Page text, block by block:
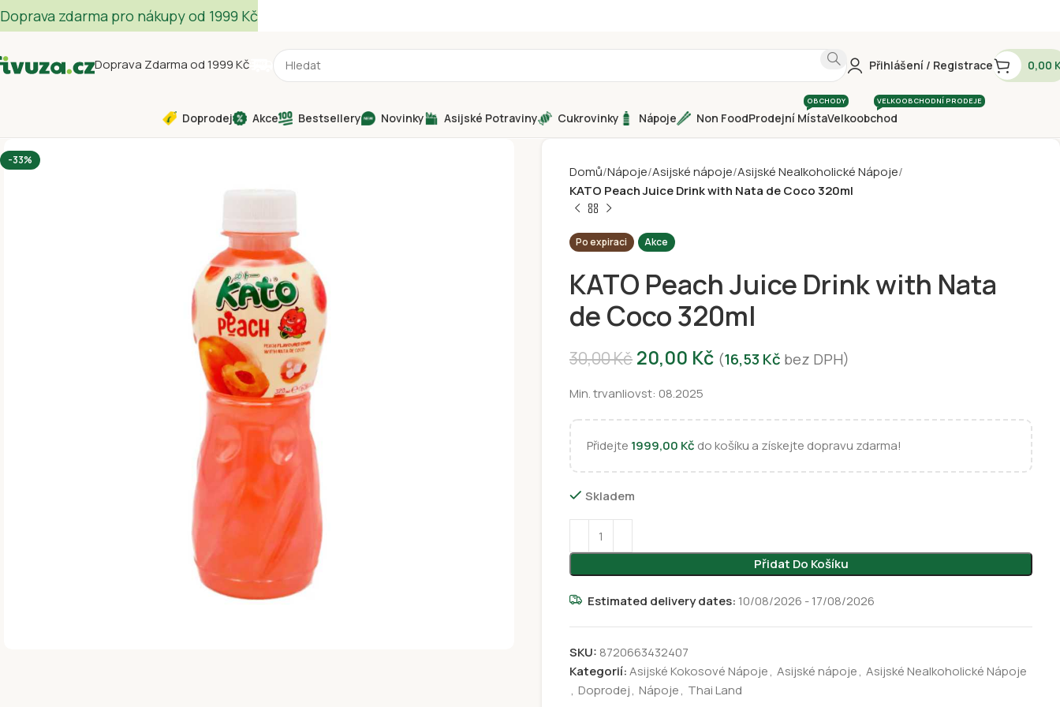
Doprava Zdarma od 1999 Kč Přihlášení / Registrace 0,00
Doprodej Akce Bestsellery Novinky Asijské Potraviny Cukrovinky Nápoje Non FoodProdejní Místa
OBCHODY
Velkoobchod
VELKOOBCHODNÍ PRODEJE
-33%
Domů Nápoje Asijské nápoje Asijské Nealkoholické Nápoje
KATO Peach Juice Drink with Nata de Coco 320ml
Po expiraci Akce
KATO Peach Juice Drink with Nata
de Coco 320ml
30,00Kč 20,00 Kč (16,53 Kč bez DPH)
Min. trvanliovst: 08.2025
Přidejte 1999,00 Kč do košíku a získejte dopravu zdarma!
Skladem
Přidat Do Košíku
Estimated delivery dates: 10/08/2026 - 17/08/2026
SKU: 8720663432407
Kategorií:Asijské Kokosové Nápoje, Asijské nápoje, Asijské Nealkoholické Nápoje
, Doprodej, Nápoje, Thai Land
Doprava zdarma pro nákupy od 1999 Kč